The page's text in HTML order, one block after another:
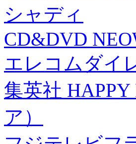
シャディ
CD&DVD
エレコムダイ
集英社
ア）